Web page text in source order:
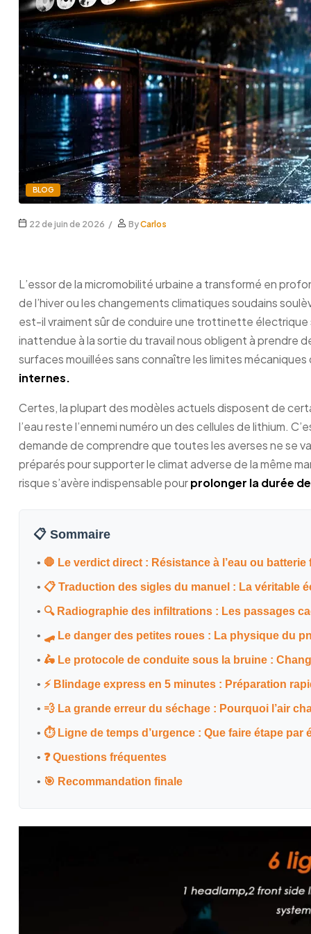
BLOG
22 de juin de 2026 ByCarlos
L’essor de la micromobilité urbaine a transformé en
de l’hiver ou les changements climatiques soudains
est-il vraiment sûr de conduire une trottinette électrique
inattendue à la sortie du travail nous obligent à prendre
surfaces mouillées sans connaître les limites
internes.
Certes, la plupart des modèles actuels disposent de
l’eau reste l’ennemi numéro un des cellules de lithium.
demande de comprendre que toutes les averses ne se
préparés pour supporter le climat adverse de la même
risque s’avère indispensable pourprolonger la durée
📋 Sommaire
• 🛑 Le verdict direct : Résistance à l’eau ou batterie
• 📋 Traduction des sigles du manuel : La véritable
• 🔍 Radiographie des infiltrations : Les passages
• 🛹 Le danger des petites roues : La physique du
• 🛵 Le protocole de conduite sous la bruine :
• ⚡ Blindage express en 5 minutes : Préparation
• 💨 La grande erreur du séchage : Pourquoi l’air
• ⏱️ Ligne de temps d’urgence : Que faire étape par
• ❓ Questions fréquentes
• 🎯 Recommandation finale